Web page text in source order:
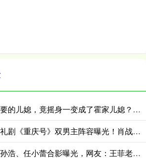
星富优配 成龙不要的儿媳，竟摇身一变成了霍家儿媳？感到意外的何止他一人
嘉汇优配交易 献礼剧《重庆号》双男主阵容曝光！肖战无缝衔接进组，搭档老顶流
长胜证券 王菲与孙浩、任小蕾合影曝光，网友：王菲老了，眼角下垂皱纹明显